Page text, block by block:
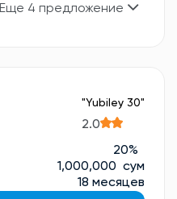
Еще 4 предложение
"Yubiley 30"
2.0
20%
1,000,000 сум
18 месяцев